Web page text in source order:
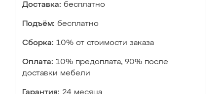
Доставка: бесплатно
Подъём: бесплатно
Сборка: 10% от стоимости заказа
Оплата: 10% предоплата, 90% после
доставки мебели